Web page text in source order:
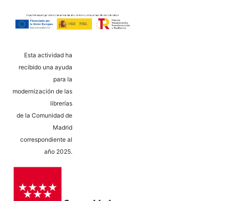
Esta actividad ha
recibido una ayuda
para la
modernización de las
librerías
de la Comunidad de
Madrid
correspondiente al
año 2025.